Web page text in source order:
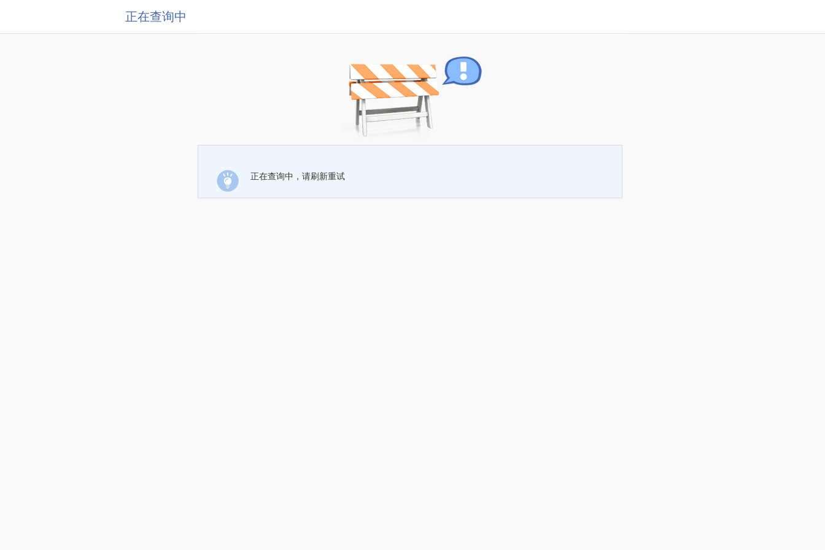
正在查询中
正在查询中，请刷新重试